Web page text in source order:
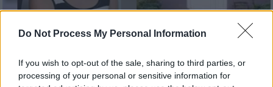
Do Not Process My Personal Information
If you wish to opt-out of the sale, sharing to third parties, or
processing of your personal or sensitive information for